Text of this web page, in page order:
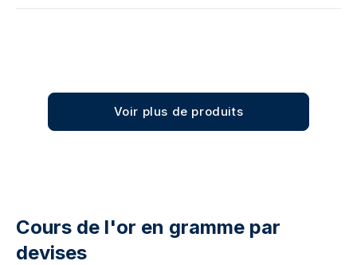
Voir plus de produits
Cours de l'or en gramme par
devises